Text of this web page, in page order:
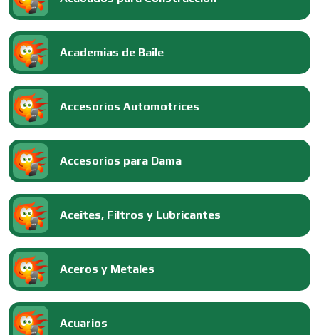
Academias de Baile
Accesorios Automotrices
Accesorios para Dama
Aceites, Filtros y Lubricantes
Aceros y Metales
Acuarios